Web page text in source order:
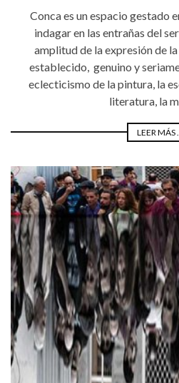
Conca es un espacio gestado
indagar en las entrañas del
amplitud de la expresión de
establecido, genuino y
eclecticismo de la pintura, la
literatura, la
LEER MÁS ...